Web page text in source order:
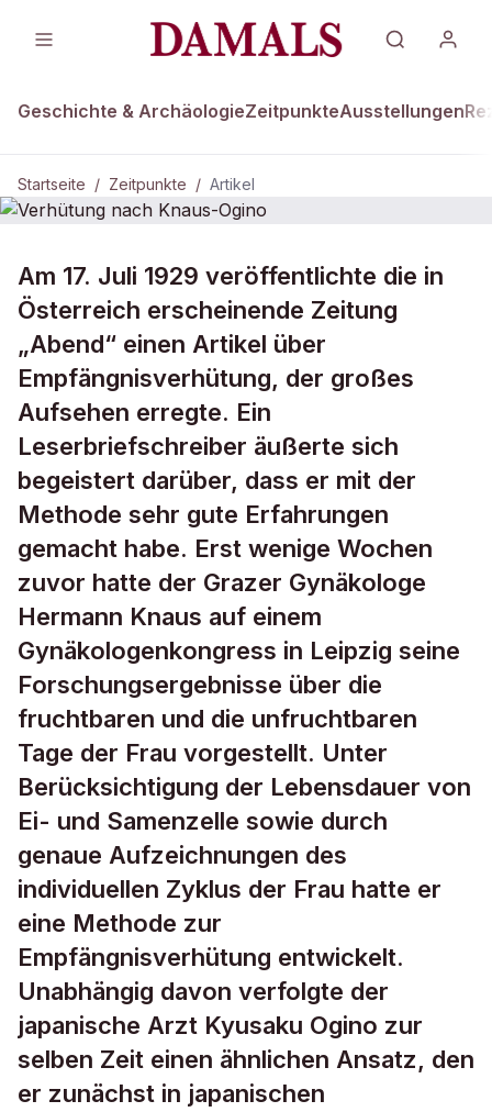
Geschichte & ArchäologieZeitpunkteAusstellungen
Startseite / Zeitpunkte / Artikel
Verhütung nach Knaus-Ogino
Am 17. Juli 1929 veröffentlichte die in
Österreich erscheinende Zeitung
„Abend“ einen Artikel über
Empfängnisverhütung, der großes
Aufsehen erregte. Ein
Leserbriefschreiber äußerte sich
begeistert darüber, dass er mit der
Methode sehr gute Erfahrungen
gemacht habe. Erst wenige Wochen
zuvor hatte der Grazer Gynäkologe
Hermann Knaus auf einem
Gynäkologenkongress in Leipzig seine
Forschungsergebnisse über die
fruchtbaren und die unfruchtbaren
Tage der Frau vorgestellt. Unter
Berücksichtigung der Lebensdauer von
Ei- und Samenzelle sowie durch
genaue Aufzeichnungen des
individuellen Zyklus der Frau hatte er
eine Methode zur
Empfängnisverhütung entwickelt.
Unabhängig davon verfolgte der
japanische Arzt Kyusaku Ogino zur
selben Zeit einen ähnlichen Ansatz, den
er zunächst in japanischen